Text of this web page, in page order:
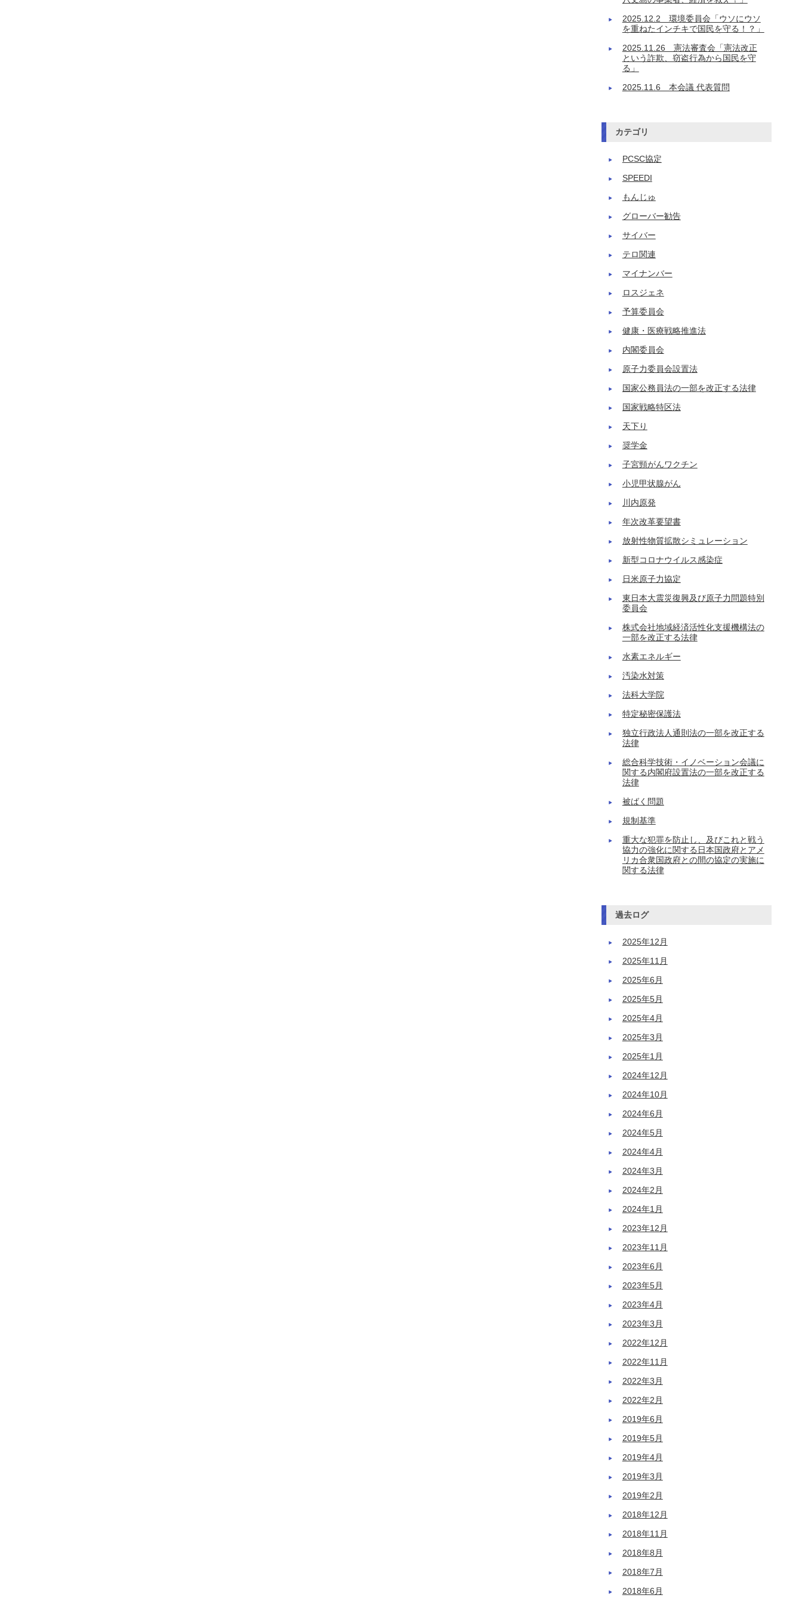
2025.12.2 環境委員会「ウソにウソ
を重ねたインチキで国民を守る！？」
2025.11.26 憲法審査会「憲法改正
という詐欺、窃盗行為から国民を守
る」
2025.11.6 本会議 代表質問
カテゴリ
PCSC協定
SPEEDI
もんじゅ
グローバー勧告
サイバー
テロ関連
マイナンバー
ロスジェネ
予算委員会
健康・医療戦略推進法
内閣委員会
原子力委員会設置法
国家公務員法の一部を改正する法律
国家戦略特区法
天下り
奨学金
子宮頸がんワクチン
小児甲状腺がん
川内原発
年次改革要望書
放射性物質拡散シミュレーション
新型コロナウイルス感染症
日米原子力協定
東日本大震災復興及び原子力問題特別
委員会
株式会社地域経済活性化支援機構法の
一部を改正する法律
水素エネルギー
汚染水対策
法科大学院
特定秘密保護法
独立行政法人通則法の一部を改正する
法律
総合科学技術・イノベーション会議に
関する内閣府設置法の一部を改正する
法律
被ばく問題
規制基準
重大な犯罪を防止し、及びこれと戦う
協力の強化に関する日本国政府とアメ
リカ合衆国政府との間の協定の実施に
関する法律
過去ログ
2025年12月
2025年11月
2025年6月
2025年5月
2025年4月
2025年3月
2025年1月
2024年12月
2024年10月
2024年6月
2024年5月
2024年4月
2024年3月
2024年2月
2024年1月
2023年12月
2023年11月
2023年6月
2023年5月
2023年4月
2023年3月
2022年12月
2022年11月
2022年3月
2022年2月
2019年6月
2019年5月
2019年4月
2019年3月
2019年2月
2018年12月
2018年11月
2018年8月
2018年7月
2018年6月